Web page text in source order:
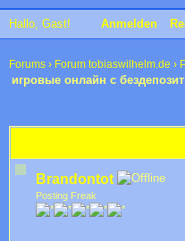
Hallo, Gast! Anmelden
Forums › Forum tobiaswilhelm.de ›
игровые онлайн с
Brandontot
Posting Freak